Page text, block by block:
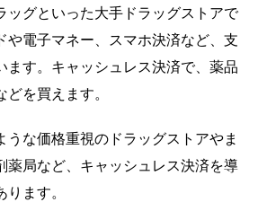
ッグといった大手ドラッグストアで
や電子マネー、スマホ決済など、支
ます。キャッシュレス決済で、薬品
を買えます。
うな価格重視のドラッグストアやま
薬局など、キャッシュレス決済を導
ます。